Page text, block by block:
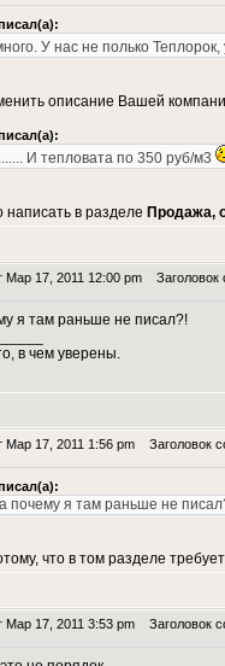
У нас не полько Теплорок,
описание Вашей
И тепловата по 350 руб/м3
в разделе Продажа,
Мар 17, 2011 12:00 pm Заголовок
я там раньше не писал?!
в чем уверены.
Мар 17, 2011 1:56 pm Заголовок
почему я там раньше не
что в том разделе
Мар 17, 2011 3:53 pm Заголовок